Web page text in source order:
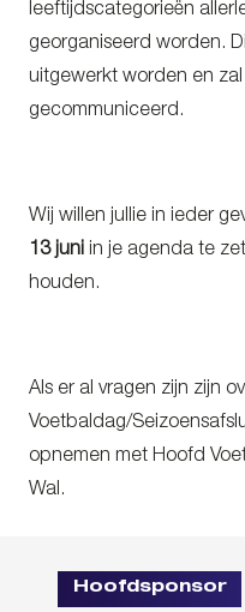
leeftijdscategorieën
georganiseerd worden.
uitgewerkt worden en
gecommuniceerd.
Wij willen jullie in ieder
13 juni in je agenda te
houden.
Als er al vragen zijn zijn
Voetbaldag/
opnemen met Hoofd
Wal.
Hoofdsponsor